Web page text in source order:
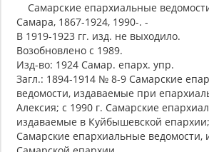
Самарские епархиальные
Самара, 1867-1924, 1990-. -
В 1919-1923 гг. изд. не выходило.
Возобновлено с 1989.
Изд-во: 1924 Самар. епарх. упр.
Загл.: 1894-1914 № 8-9 Самарские
ведомости, издаваемые при
Алексия; с 1990 г. Самарские
издаваемые в Куйбышевской епархии;
Самарские епархиальные ведомости,